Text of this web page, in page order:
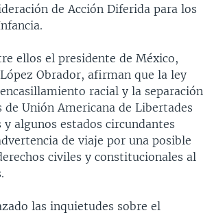
de Acción Diferida para los
ellos el presidente de México,
Obrador, afirman que la ley
racial y la separación
Unión Americana de Libertades
y algunos estados circundantes
de viaje por una posible
civiles y constitucionales al
las inquietudes sobre el